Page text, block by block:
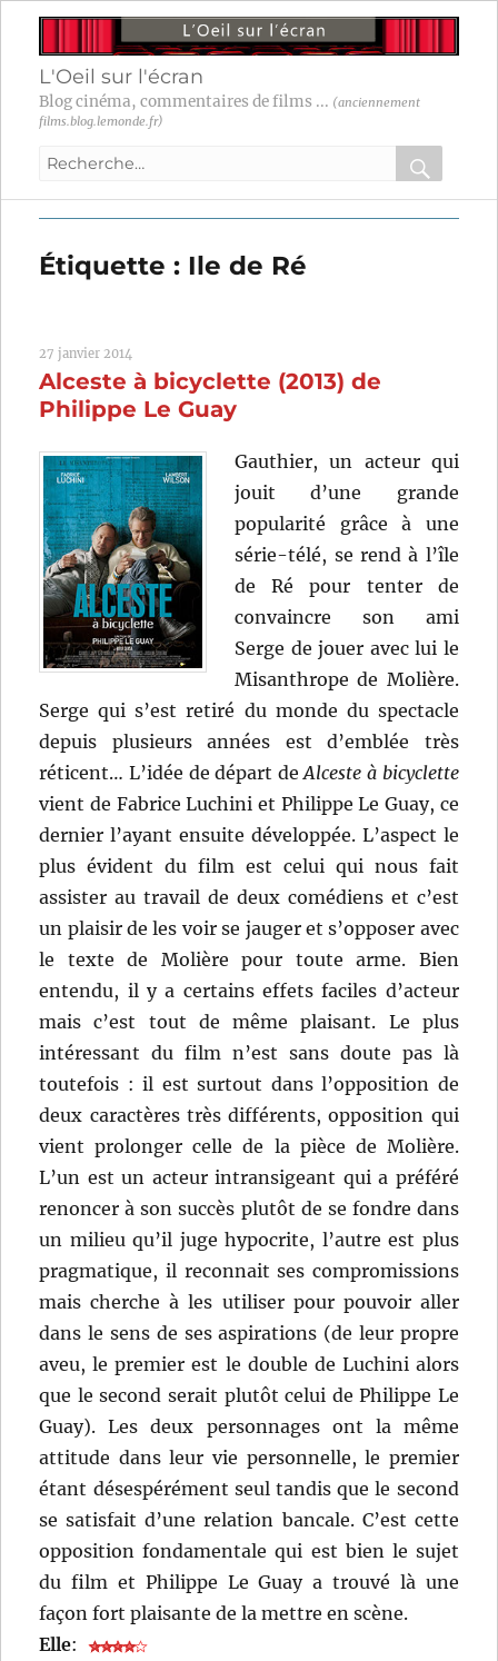
L'Oeil sur l'écran
Blog cinéma, commentaires de films ... (anciennement
films.blog.lemonde.fr)
Recherche
:
OK
Étiquette : Ile de Ré
27 janvier 2014
Alceste à bicyclette (2013) de
Philippe Le Guay
Gauthier, un acteur qui
jouit d’une grande
popularité grâce à une
série-télé, se rend à l’île
de Ré pour tenter de
convaincre son ami
Serge de jouer avec lui le
Misanthrope de Molière.
Serge qui s’est retiré du monde du spectacle
depuis plusieurs années est d’emblée très
réticent… L’idée de départ deAlceste à bicyclette
vient de Fabrice Luchini et Philippe Le Guay, ce
dernier l’ayant ensuite développée. L’aspect le
plus évident du film est celui qui nous fait
assister au travail de deux comédiens et c’est
un plaisir de les voir se jauger et s’opposer avec
le texte de Molière pour toute arme. Bien
entendu, il y a certains effets faciles d’acteur
mais c’est tout de même plaisant. Le plus
intéressant du film n’est sans doute pas là
toutefois : il est surtout dans l’opposition de
deux caractères très différents, opposition qui
vient prolonger celle de la pièce de Molière.
L’un est un acteur intransigeant qui a préféré
renoncer à son succès plutôt de se fondre dans
un milieu qu’il juge hypocrite, l’autre est plus
pragmatique, il reconnait ses compromissions
mais cherche à les utiliser pour pouvoir aller
dans le sens de ses aspirations (de leur propre
aveu, le premier est le double de Luchini alors
que le second serait plutôt celui de Philippe Le
Guay). Les deux personnages ont la même
attitude dans leur vie personnelle, le premier
étant désespérément seul tandis que le second
se satisfait d’une relation bancale. C’est cette
opposition fondamentale qui est bien le sujet
du film et Philippe Le Guay a trouvé là une
façon fort plaisante de la mettre en scène.
Elle: